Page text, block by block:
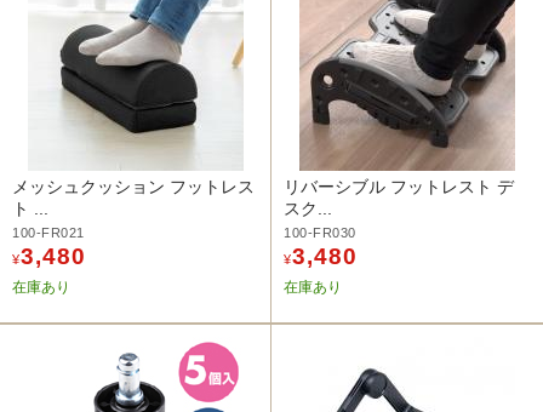
メッシュクッション フットレス
ト ...
100-FR021
¥3,480
在庫あり
リバーシブル フットレスト デ
スク...
100-FR030
¥3,480
在庫あり